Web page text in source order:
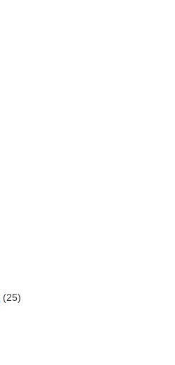
(25)